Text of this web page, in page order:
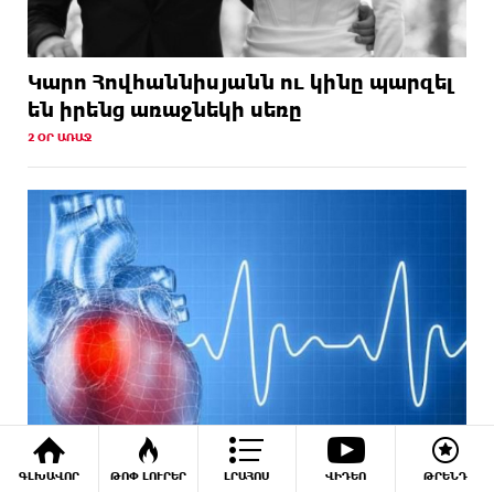
ԳԼԽԱՎՈՐ ԹՈՓ ԼՈՒՐԵՐ ԼՐԱՀՈՍ ՎԻԴԵՈ ԹՐԵՆԴ
Կարո Հովհաննիսյանն ու կինը պարզել
են իրենց առաջնեկի սեռը
2 ՕՐ ԱՌԱՋ